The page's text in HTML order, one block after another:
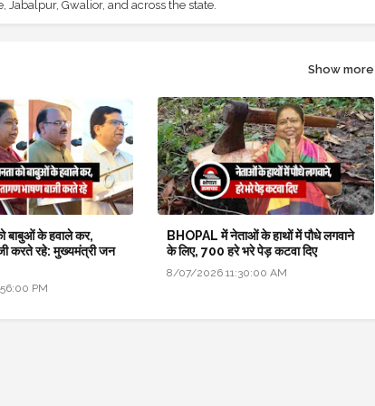
Gwalior, and across the state.
Show more
बाबुओं के हवाले कर,
करते रहे: मुख्यमंत्री जन
PM
BHOPAL में नेताओं के हाथों में पौधे लगवाने
के लिए, 700 हरे भरे पेड़ कटवा दिए
8/07/2026 11:30:00 AM